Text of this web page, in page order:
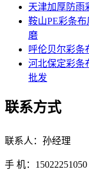
天津加厚防雨
鞍山PE彩条
磨
呼伦贝尔彩条
河北保定彩条
批发
联系方式
联系人：孙经理
手 机：15022251050